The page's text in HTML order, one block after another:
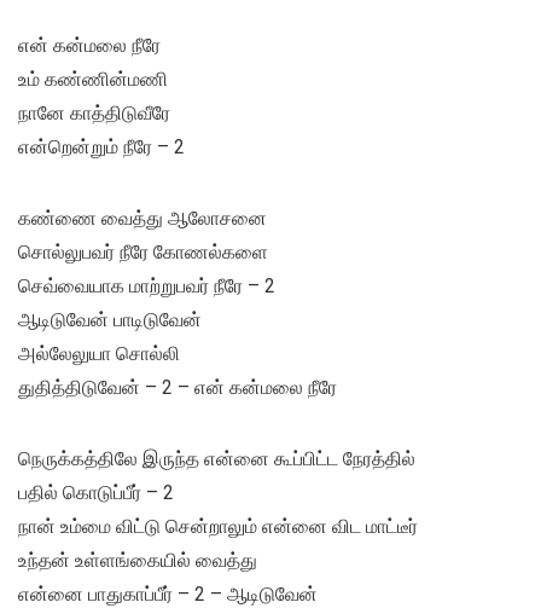
என் கன்மலை நீரே
உம் கண்ணின்மணி
நானே காத்திடுவீரே
என்றென்றும் நீரே – 2
கண்ணை வைத்து ஆலோசனை
சொல்லுபவர் நீரே கோணல்களை
செவ்வையாக மாற்றுபவர் நீரே – 2
ஆடிடுவேன் பாடிடுவேன்
அல்லேலுயா சொல்லி
துதித்திடுவேன் – 2 – என் கன்மலை நீரே
நெருக்கத்திலே இருந்த என்னை கூப்பிட்ட நேரத்தில்
பதில் கொடுப்பீர் – 2
நான் உம்மை விட்டு சென்றாலும் என்னை விட மாட்டீர்
உந்தன் உள்ளங்கையில் வைத்து
என்னை பாதுகாப்பீர் – 2 – ஆடிடுவேன்